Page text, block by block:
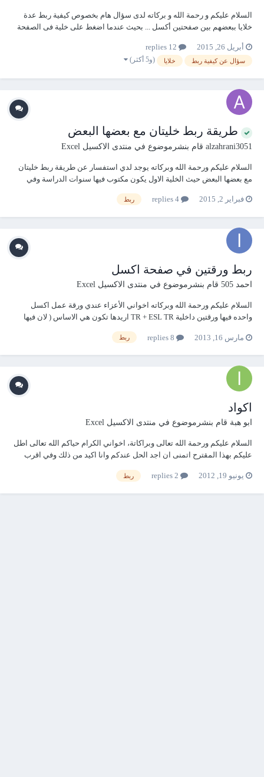
السلام عليكم و رحمة الله و بركاته لدى سؤال هام بخصوص كيفية ربط عدة
خلايا ببعضهم بين صفحتين أكسل ... بحيث عندما اضغط على خلية فى الصفحة
من التوضيح إليكم ملف الأكسل . و شكرا مقدمــا. سؤال عن ربط خلايا بين
صفحتين فى الاكسل.rar
أبريل 26, 2015
سؤال عن كيفية ربط خلايا (و5 أكثر)
طريقة ربط خليتان مع بعضها البعض
alzahrani3051 قام بنشرموضوع في منتدى الاكسيل Excel
السلام عليكم ورحمة الله وبركاته يوجد لدي استفسار عن طريقة ربط خليتان
مع بعضها البعض حيث الخلية الاول يكون مكتوب فيها سنوات الدراسة وفي
ارجوا ان يكون وصلت الفكرة شاكر ومقدر لكم المساعدة
فبراير 2, 2015 ربط
ربط ورقتين في صفحة اكسل
احمد 505 قام بنشرموضوع في منتدى الاكسيل Excel
السلام عليكم ورحمة الله وبركاته اخواني الأعزاء عندي ورقة عمل اكسل
واحده فيها ورقتين داخلية TR + ESL TR اريدها تكون هي الاساس ( لان فيها
الصفحة ESL في العمود A تظهر المعلومات عن الشخص كاملة حسب ماهو
مارس 16, 2013 ربط
اكواد
ابو هبة قام بنشرموضوع في منتدى الاكسيل Excel
السلام عليكم ورحمة الله تعالى وبراكاتة، اخواني الكرام حياكم الله تعالى اطل
عليكم بهذا المقترح اتمنى ان اجد الحل عندكم وانا اكيد من ذلك وفي اقرب
"UserForm"، " في vba " للتحكم في ادخال معطيات تلاميذتي الى السجل ، لكن
يونيو 19, 2012 ربط